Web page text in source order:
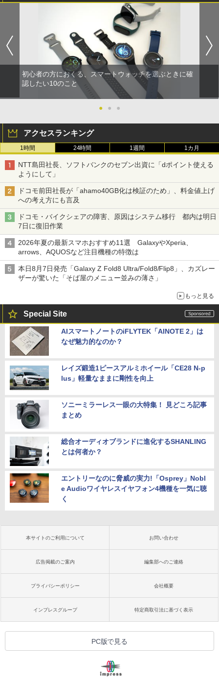
初心者の方におくる、スマートウォッチを選ぶときに確
認したい10のこと
● ● ●
アクセスランキング
1時間 24時間 1週間 1カ月
NTT島田社長、ソフトバンクのセブン出資に「dポイント使える
ようにして」
ドコモ前田社長が「ahamo40GB化は検証のため」、料金値上げ
への考え方にも言及
ドコモ・バイクシェアの障害、原因はシステム移行 都内は明日
7日に復旧作業
2026年夏の最新スマホおすすめ11選 GalaxyやXperia、
arrows、AQUOSなど注目機種の特徴は
本日8月7日発売「Galaxy Z Fold8 Ultra/Fold8/Flip8」、カズレー
ザーが驚いた「そば屋のメニュー並みの薄さ」
もっと見る
Special Site
AIスマートノートのiFLYTEK「AINOTE 2」は
なぜ魅力的なのか？
レイズ鍛造1ピースアルミホイール「CE28 N-p
lus」軽量なままに剛性を向上
ソニーミラーレス一眼の大特集！ 見どころ記事
まとめ
総合オーディオブランドに進化するSHANLING
とは何者か？
エントリーなのに脅威の実力!「Osprey」Nobl
e Audioワイヤレスイヤフォン4機種を一気に聴
く
本サイトのご利用について お問い合わせ
広告掲載のご案内 編集部へのご連絡
プライバシーポリシー 会社概要
インプレスグループ 特定商取引法に基づく表示
PC版で見る